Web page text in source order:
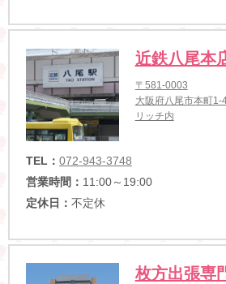
近鉄八尾本
〒581-0003
大阪府八尾市本町
リッチ内
TEL： 072-943-3748
営業時間： 11:00～19:00
定休日： 不定休
枚方出張専